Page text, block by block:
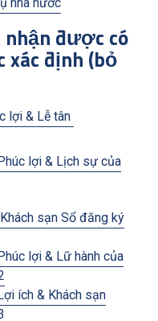
nhà nước
nhận được có
định (bỏ
lợi & Lễ tân
lợi & Lịch sự của
sạn Sổ đăng ký
lợi & Lữ hành của
ích & Khách sạn